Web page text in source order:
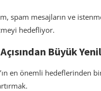
spam mesajların ve
hedefliyor.
Büyük
en önemli hedeflerinden